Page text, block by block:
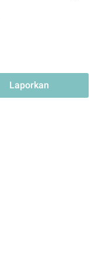
Laporkan